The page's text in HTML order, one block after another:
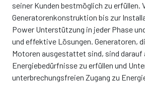
seiner Kunden bestmöglich zu erfüllen.
Generatorenkonstruktion bis zur
Power Unterstützung in jeder Phase
und effektive Lösungen. Generatoren,
Motoren ausgestattet sind, sind darauf
Energiebedürfnisse zu erfüllen und
unterbrechungsfreien Zugang zu